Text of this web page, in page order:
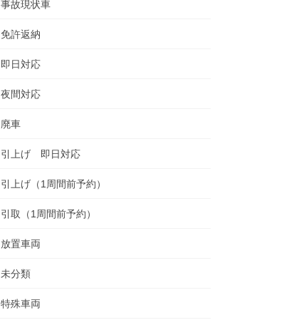
事故現状車
免許返納
即日対応
夜間対応
廃車
引上げ 即日対応
引上げ（1周間前予約）
引取（1周間前予約）
放置車両
未分類
特殊車両